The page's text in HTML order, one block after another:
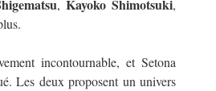
, Kayoko Shimotsuki,
incontournable, et Setona
Les deux proposent un univers